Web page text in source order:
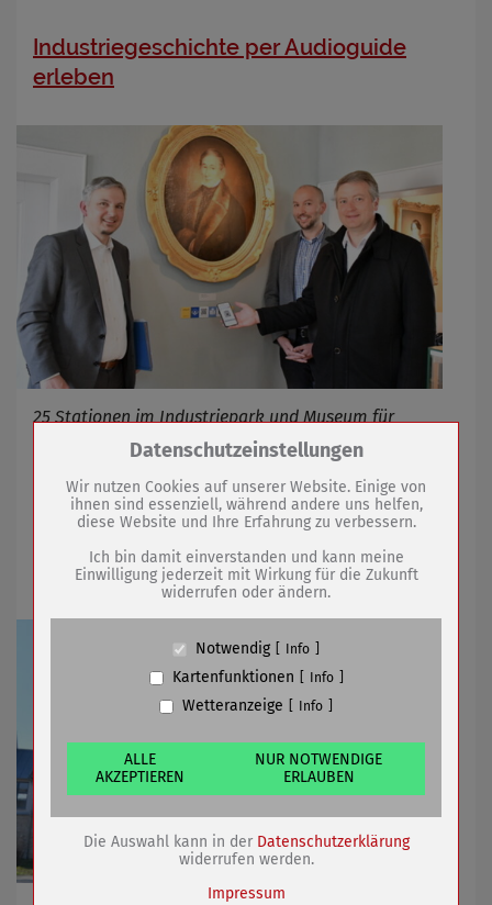
Industriegeschichte per Audioguide
erleben
25 Stationen im Industriepark und Museum für
Öffentlichkeit freigegeben
28.04.2022 mehr
Tag der offenen Tür bei der Feuerwehr
Zum Betrieb der Seite notwendige Cookies /
Name
PHP Session Cookie
Anbieter
Eigentümer dieser Website (Wenko-
Wenselaar GmbH & Co. KG)
Absicherung Kontaktformular / SPAM
Cookiespeicherung Entscheidungscookie
Anbieter
Eigentümer dieser Website (Wenko-
Wenselaar GmbH & Co. KG)
Zweck
Speichert die Einstellungen der Besucher
bezüglich der Speicherung von Cookies.
Cookie Name
dywc
Cookie Laufzeit
1 Jahr
Datenschutzeinstellungen
Wir nutzen Cookies auf unserer Website. Einige von
ihnen sind essenziell, während andere uns helfen,
diese Website und Ihre Erfahrung zu verbessern.
Ich bin damit einverstanden und kann meine
Einwilligung jederzeit mit Wirkung für die Zukunft
widerrufen oder ändern.
Notwendig Info
Kartenfunktionen Info
Wetteranzeige Info
ALLE
AKZEPTIEREN
NUR NOTWENDIGE
ERLAUBEN
Die Auswahl kann in der Datenschutzerklärung
widerrufen werden.
Impressum